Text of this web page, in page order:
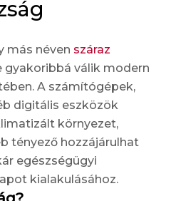
más néven száraz
gyakoribbá válik modern
A számítógépek,
digitális eszközök
környezet,
tényező hozzájárulhat
egészségügyi
kialakulásához.